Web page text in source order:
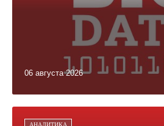
06 августа 2026
АНАЛИТИКА